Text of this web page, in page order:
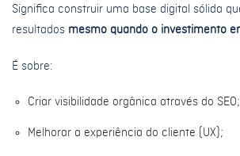
Significa construir uma base digital sólida
resultados mesmo quando o investimento
É sobre:
Criar visibilidade orgânica através do SEO;
Melhorar a experiência do cliente (UX);